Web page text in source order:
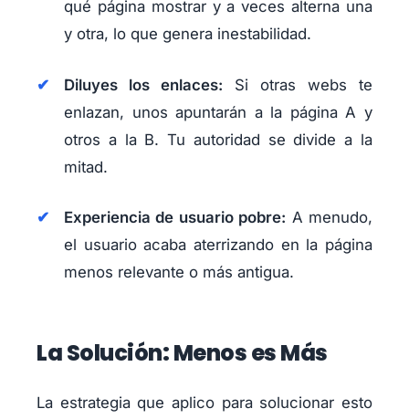
qué página mostrar y a veces alterna una
y otra, lo que genera inestabilidad.
Diluyes los enlaces: Si otras webs te
enlazan, unos apuntarán a la página A y
otros a la B. Tu autoridad se divide a la
mitad.
Experiencia de usuario pobre: A menudo,
el usuario acaba aterrizando en la página
menos relevante o más antigua.
La Solución: Menos es Más
La estrategia que aplico para solucionar esto